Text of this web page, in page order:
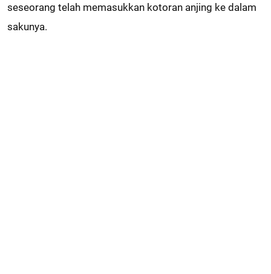
seseorang telah memasukkan kotoran anjing ke dalam
sakunya.